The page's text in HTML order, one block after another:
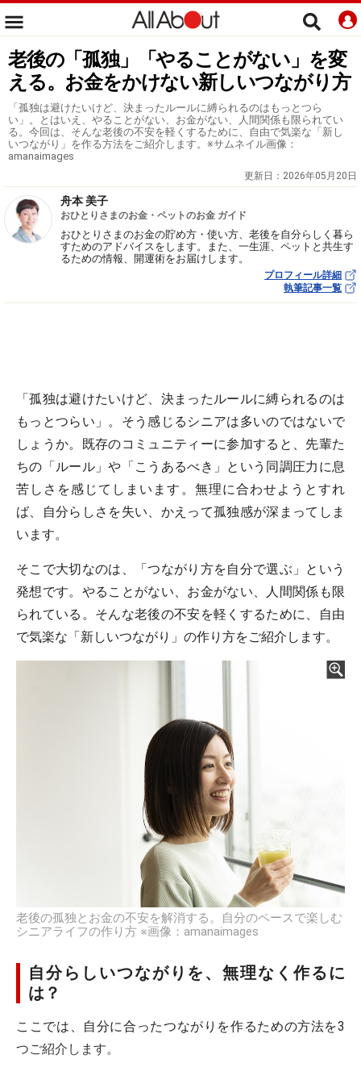
老後の「孤独」「やることがない」を変
える。お金をかけない新しいつながり方
「孤独は避けたいけど、決まったルールに縛られるのはもっとつら
い」。とはいえ、やることがない、お金がない、人間関係も限られてい
る。今回は、そんな老後の不安を軽くするために、自由で気楽な「新し
いつながり」を作る方法をご紹介します。※サムネイル画像：
amanaimages
更新日： 2026年05月20日
舟本 美子
おひとりさまのお金・ペットのお金 ガイド
おひとりさまのお金の貯め方・使い方、老後を自分らしく暮ら
すためのアドバイスをします。また、一生涯、ペットと共生す
るための情報、開運術をお届けします。
プロフィール詳細
執筆記事一覧
「孤独は避けたいけど、決まったルールに縛られるのは
もっとつらい」。そう感じるシニアは多いのではないで
しょうか。既存のコミュニティーに参加すると、先輩た
ちの「ルール」や「こうあるべき」という同調圧力に息
苦しさを感じてしまいます。無理に合わせようとすれ
ば、自分らしさを失い、かえって孤独感が深まってしま
います。
そこで大切なのは、「つながり方を自分で選ぶ」という
発想です。やることがない、お金がない、人間関係も限
られている。そんな老後の不安を軽くするために、自由
で気楽な「新しいつながり」の作り方をご紹介します。
老後の孤独とお金の不安を解消する。自分のペースで楽しむ
シニアライフの作り方 ※画像：amanaimages
自分らしいつながりを、無理なく作るに
は？
ここでは、自分に合ったつながりを作るための方法を3
つご紹介します。